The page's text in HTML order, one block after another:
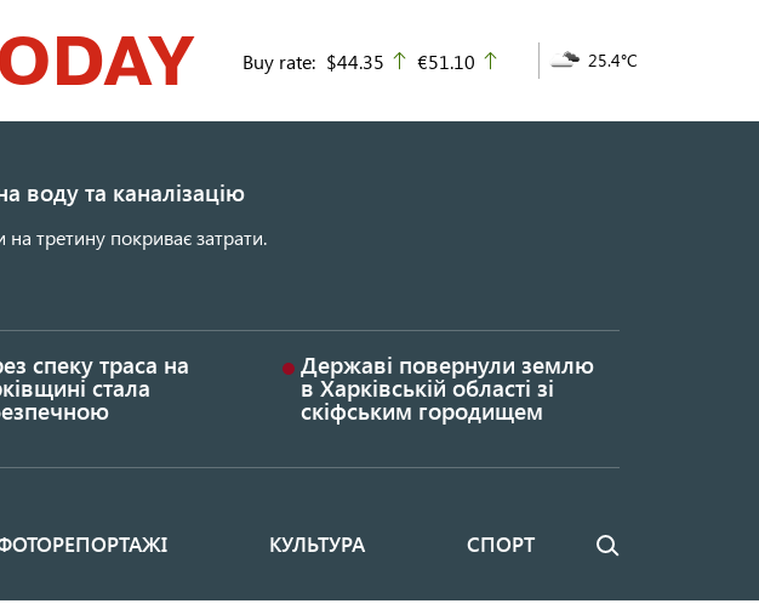
Buy rate: $44.35 up
€51.10 25.4°C
воду та каналізацію
третину покриває затрати.
спеку траса на
стала
Державі повернули землю
в Харківській області зі
скіфським городищем
КУЛЬТУРА СПОРТ Пошук